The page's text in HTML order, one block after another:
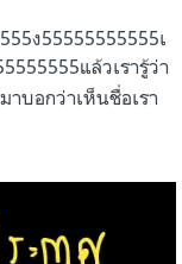
ง55555555555เ
แล้วเรารู้ว่า
าบอกว่าเห็นชื่อเรา